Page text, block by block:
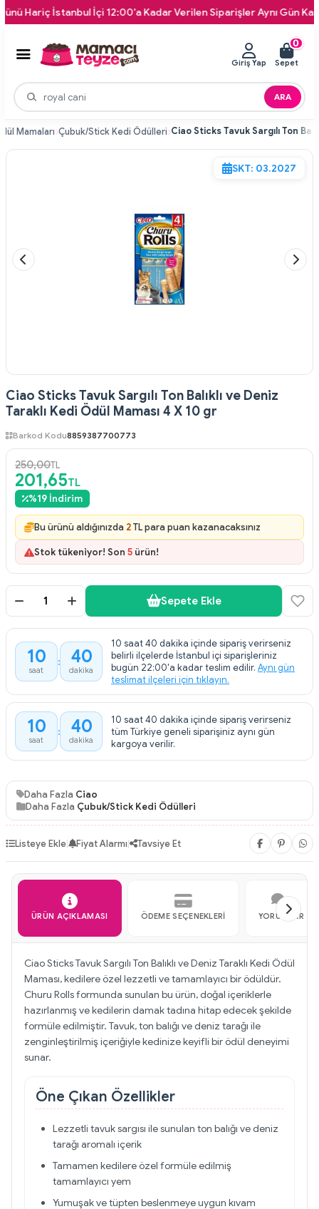
İstanbul İçi 12:00'a Kadar Verilen Siparişler Aynı Gün Kapınıza
ARA
Giriş Yap
0
Sepet
Mamaları Çubuk/Stick Kedi Ödülleri
SKT: 03.2027
Ciao Sticks Tavuk Sargılı Ton Balıklı ve Deniz
Taraklı Kedi Ödül Maması 4 X 10 gr
Barkod Kodu8859387700773
250,00TL
201,65TL
%19 İndirim
Bu ürünü aldığınızda 2TL para puan kazanacaksınız
Stok tükeniyor! Son 5 ürün!
Sepete Ekle
10
saat
40
dakika
10 saat 40 dakika içinde sipariş verirseniz
belirli ilçelerde İstanbul içi siparişleriniz
bugün 22:00'a kadar teslim edilir. Aynı gün
teslimat ilçeleri için tıklayın.
10
saat
40
dakika
10 saat 40 dakika içinde sipariş verirseniz
tüm Türkiye geneli siparişiniz aynı gün
kargoya verilir.
Daha Fazla Ciao
Daha Fazla Çubuk/Stick Kedi Ödülleri
Listeye Ekle| Fiyat Alarmı| Tavsiye Et
ÜRÜN AÇIKLAMASI ÖDEME SEÇENEKLERI YORUMLAR
Ciao Sticks Tavuk Sargılı Ton Balıklı ve Deniz Taraklı Kedi Ödül
Maması, kedilere özel lezzetli ve tamamlayıcı bir ödüldür.
Churu Rolls formunda sunulan bu ürün, doğal içeriklerle
hazırlanmış ve kedilerin damak tadına hitap edecek şekilde
formüle edilmiştir. Tavuk, ton balığı ve deniz tarağı ile
zenginleştirilmiş içeriğiyle kedinize keyifli bir ödül deneyimi
sunar.
Öne Çıkan Özellikler
Lezzetli tavuk sargısı ile sunulan ton balığı ve deniz
tarağı aromalı içerik
Tamamen kedilere özel formüle edilmiş
tamamlayıcı yem
Yumuşak ve tüpten beslenmeye uygun kıvam